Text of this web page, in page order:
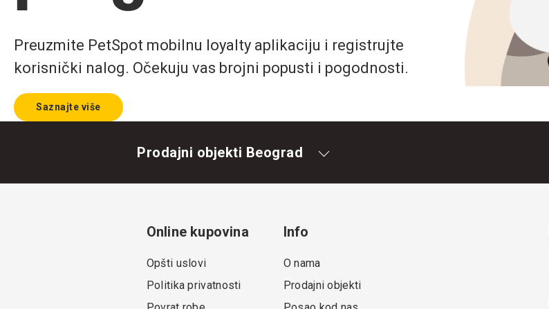
Preuzmite PetSpot mobilnu loyalty aplikaciju i registrujte
korisnički nalog. Očekuju vas brojni popusti i pogodnosti.
Saznajte više
Prodajni objekti Beograd
Online kupovina
Opšti uslovi
Politika privatnosti
Info
O nama
Prodajni objekti